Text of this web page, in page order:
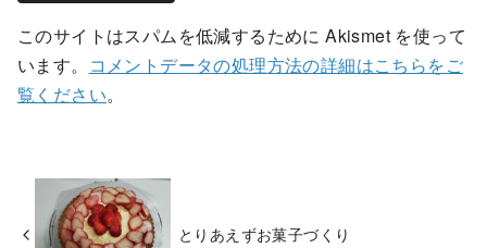
このサイトはスパムを低減するために Akismet を使って
います。
コメントデータの処理方法の詳細はこちらをご
覧ください。
とりあえずお菓子づくり